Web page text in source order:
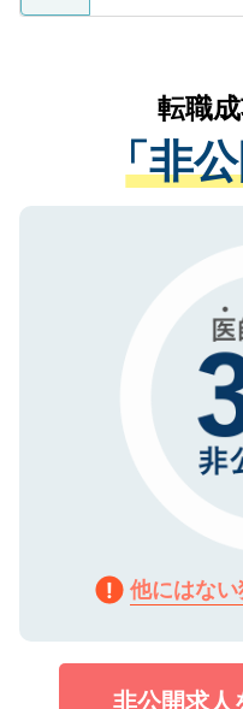
ているすべての
は、個人情報
管理基準を満
る、プライバ
で、機密保持
かがいして、
経験をまじえ
させていただ
ない方には、
ので、まずはご
転職
「非
他にはな
非公開求人